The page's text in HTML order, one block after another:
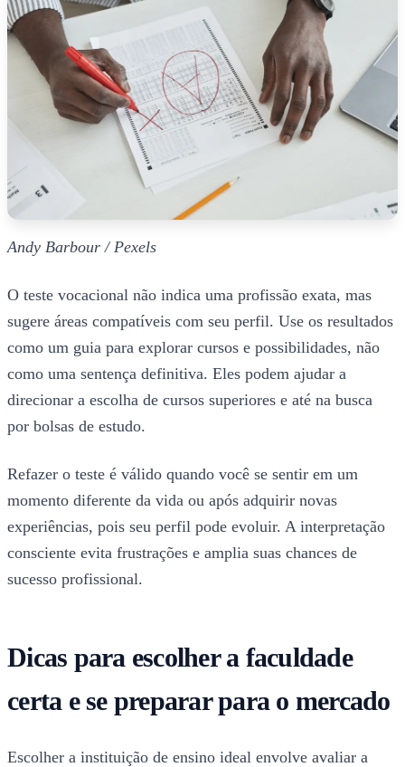
Andy Barbour / Pexels
O teste vocacional não indica uma profissão exata, mas
sugere áreas compatíveis com seu perfil. Use os resultados
como um guia para explorar cursos e possibilidades, não
como uma sentença definitiva. Eles podem ajudar a
direcionar a escolha de cursos superiores e até na busca
por bolsas de estudo.
Refazer o teste é válido quando você se sentir em um
momento diferente da vida ou após adquirir novas
experiências, pois seu perfil pode evoluir. A interpretação
consciente evita frustrações e amplia suas chances de
sucesso profissional.
Dicas para escolher a faculdade
certa e se preparar para o mercado
Escolher a instituição de ensino ideal envolve avaliar a